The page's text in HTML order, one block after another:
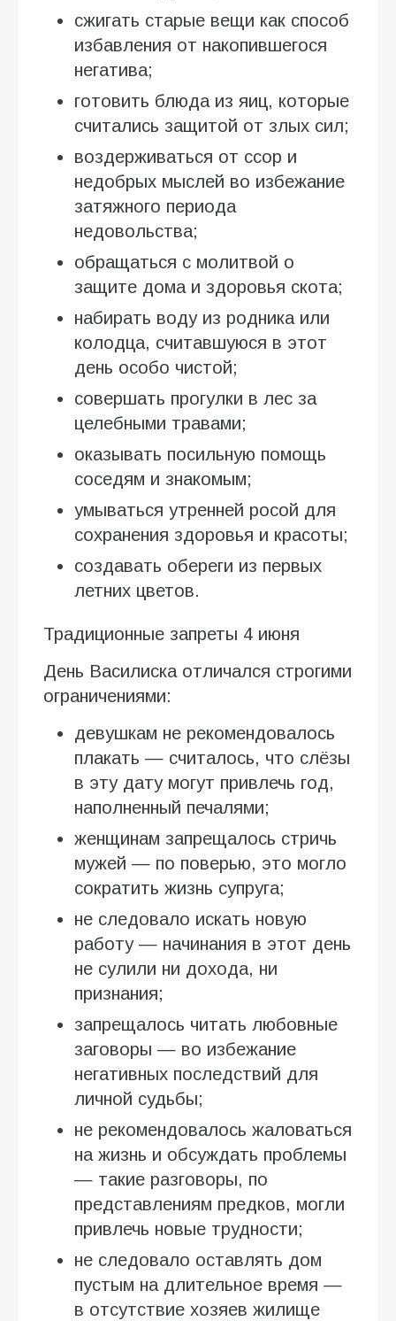
сжигать старые вещи как способ
избавления от накопившегося
негатива;
готовить блюда из яиц, которые
считались защитой от злых сил;
воздерживаться от ссор и
недобрых мыслей во избежание
затяжного периода
недовольства;
обращаться с молитвой о
защите дома и здоровья скота;
набирать воду из родника или
колодца, считавшуюся в этот
день особо чистой;
совершать прогулки в лес за
целебными травами;
оказывать посильную помощь
соседям и знакомым;
умываться утренней росой для
сохранения здоровья и красоты;
создавать обереги из первых
летних цветов.
Традиционные запреты 4 июня
День Василиска отличался строгими
ограничениями:
девушкам не рекомендовалось
плакать — считалось, что слёзы
в эту дату могут привлечь год,
наполненный печалями;
женщинам запрещалось стричь
мужей — по поверью, это могло
сократить жизнь супруга;
не следовало искать новую
работу — начинания в этот день
не сулили ни дохода, ни
признания;
запрещалось читать любовные
заговоры — во избежание
негативных последствий для
личной судьбы;
не рекомендовалось жаловаться
на жизнь и обсуждать проблемы
— такие разговоры, по
представлениям предков, могли
привлечь новые трудности;
не следовало оставлять дом
пустым на длительное время —
в отсутствие хозяев жилище